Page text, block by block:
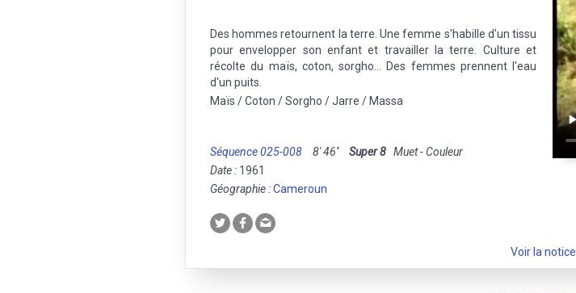
Des hommes retournent la terre. Une femme s'habille d'un tissu
pour envelopper son enfant et travailler la terre. Culture et
récolte du maïs, coton, sorgho... Des femmes prennent l'eau
d'un puits.
Maïs / Coton / Sorgho / Jarre / Massa
Séquence 025-008 8' 46'' Super 8 Muet - Couleur
Date : 1961
Géographie :Cameroun
Voir la notice